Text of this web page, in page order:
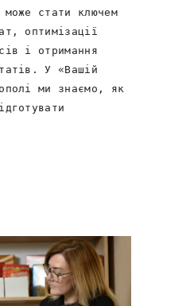
може стати ключем
оптимізації
і отримання
У «Вашій
ми знаємо, як